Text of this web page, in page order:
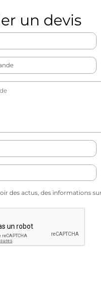
un devis
des actus, des informations